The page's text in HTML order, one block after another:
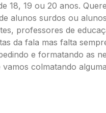
18, 19 ou 20 anos.
alunos surdos ou
professores de
da fala mas falta
e formatando as
colmatando